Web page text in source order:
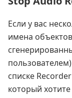
Если у вас
имена
списке
который